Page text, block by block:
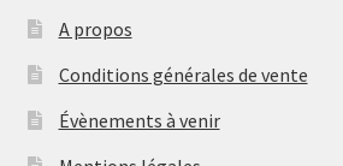
A propos
Conditions générales de vente
Évènements à venir